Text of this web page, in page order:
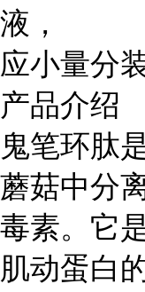
液，
应小量分
产品介绍
鬼笔环肽
蘑菇中分
毒素。它
肌动蛋白